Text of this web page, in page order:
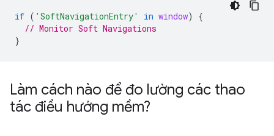
if ( 'SoftNavigationEntry' in window)
{
// Monitor Soft Navigations
}
Làm cách nào để đo lường các thao
tác điều hướng mềm?